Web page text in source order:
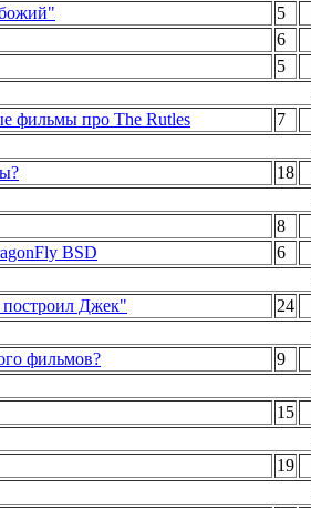
5
6
5
фильмы про The Rutles 7
18
8
BSD 6
Джек" 24
фильмов? 9
15
19